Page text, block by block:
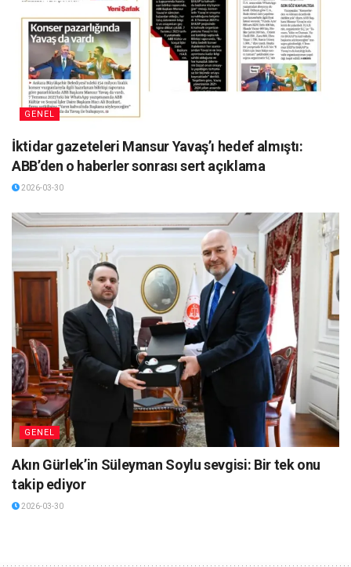
GENEL
İktidar gazeteleri Mansur Yavaş’ı hedef almıştı:
ABB’den o haberler sonrası sert açıklama
2026-03-30
GENEL
Akın Gürlek’in Süleyman Soylu sevgisi: Bir tek onu
takip ediyor
2026-03-30